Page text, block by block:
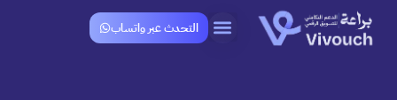
التحدث عبر واتساب